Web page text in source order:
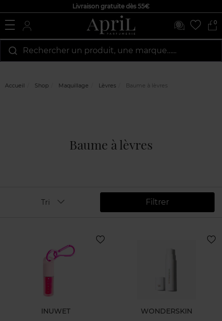
Livraison gratuite dès 55€
0
Rechercher un produit, une marque…...
Accueil Shop Maquillage Lèvres Baume à lèvres
Baume à lèvres
Filtrer
Tri
INUWET WONDERSKIN